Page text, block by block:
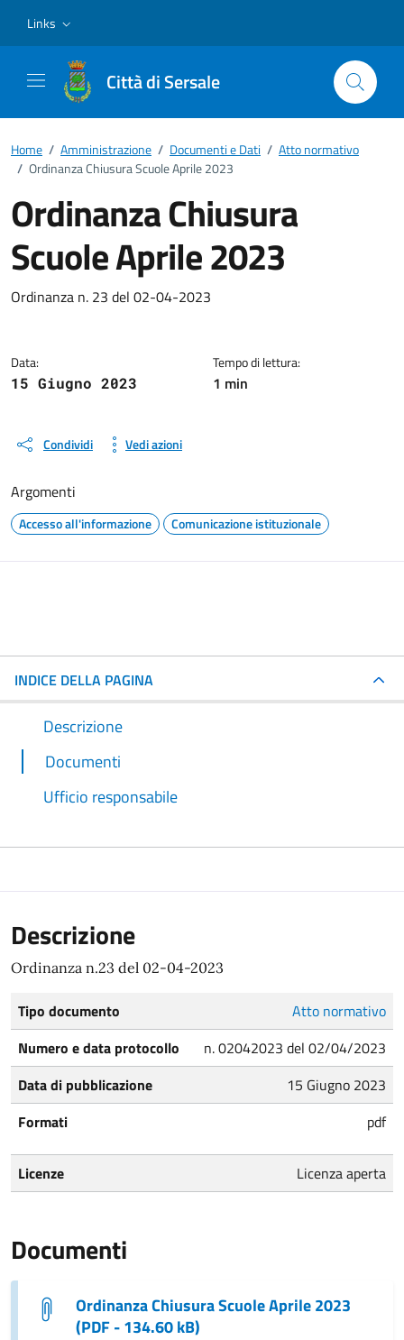
Links
Città di Sersale
Home / Amministrazione / Documenti e Dati / Atto normativo
/ Ordinanza Chiusura Scuole Aprile 2023
Ordinanza Chiusura
Scuole Aprile 2023
Dettagli del documento
Ordinanza n. 23 del 02-04-2023
Data:
15 Giugno 2023
Tempo di lettura:
1 min
Condividi Vedi azioni
Argomenti
Accesso all'informazione Comunicazione istituzionale
INDICE DELLA PAGINA
Descrizione
Documenti
Ufficio responsabile
Descrizione
Ordinanza n.23 del 02-04-2023
Tipo documento
Atto normativo
Numero e data protocollo
n. 02042023 del 02/04/2023
Data di pubblicazione
15 Giugno 2023
Formati
pdf
Licenze Licenza aperta
Documenti
Ordinanza Chiusura Scuole Aprile 2023
(PDF - 134.60 kB)